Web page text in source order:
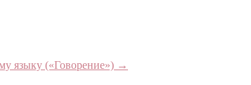
языку («Говорение») →